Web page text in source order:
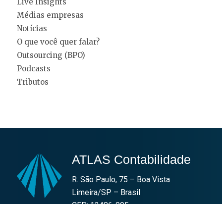
Live Insights
Médias empresas
Notícias
O que você quer falar?
Outsourcing (BPO)
Podcasts
Tributos
ATLAS Contabilidade
R. São Paulo, 75 – Boa Vista
Limeira/SP – Brasil